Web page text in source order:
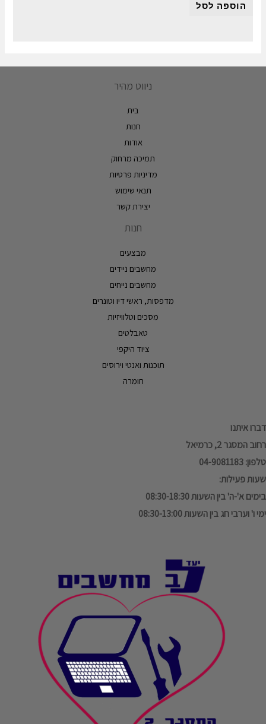
הוספה לסל
ניווט מהיר
בית
חנות
אודות
תמיכה מרחוק
מדיניות פרטיות
תנאי שימוש
יצירת קשר
חנות
מבצעים
מחשבים ניידים
מחשבים נייחים
מדפסות, ראשי דיו וטונרים
מסכים וטלוויזיות
טאבלטים
ציוד היקפי
תוכנות ואנטי וירוסים
חומרה
דברו איתנו
רחוב המסגר 2, כרמיאל
טלפון: 04-9081183
שעות פעילות:
בימים א'-ה' בין השעות 08:30-18:30
ימי ו' וערבי חג בין השעות 08:30-13:00